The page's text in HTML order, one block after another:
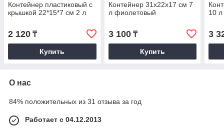
Контейнер пластиковый с
крышкой 22*15*7 см 2 л
2 120 ₸
Купить
Контейнер 31х22х17 см 7
л фиолетовый
3 100₸
Купить
10
3
О нас
84% положительных из 31 отзыва за год
Работает с 04.12.2013